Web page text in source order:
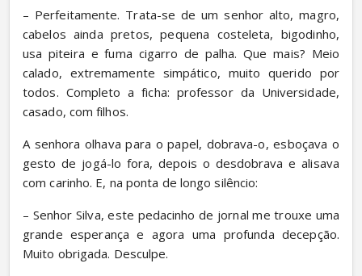
– Perfeitamente. Trata-se de um senhor alto, magro,
cabelos ainda pretos, pequena costeleta, bigodinho,
usa piteira e fuma cigarro de palha. Que mais? Meio
calado, extremamente simpático, muito querido por
todos. Completo a ficha: professor da Universidade,
casado, com filhos.
A senhora olhava para o papel, dobrava-o, esboçava o
gesto de jogá-lo fora, depois o desdobrava e alisava
com carinho. E, na ponta de longo silêncio:
– Senhor Silva, este pedacinho de jornal me trouxe uma
grande esperança e agora uma profunda decepção.
Muito obrigada. Desculpe.